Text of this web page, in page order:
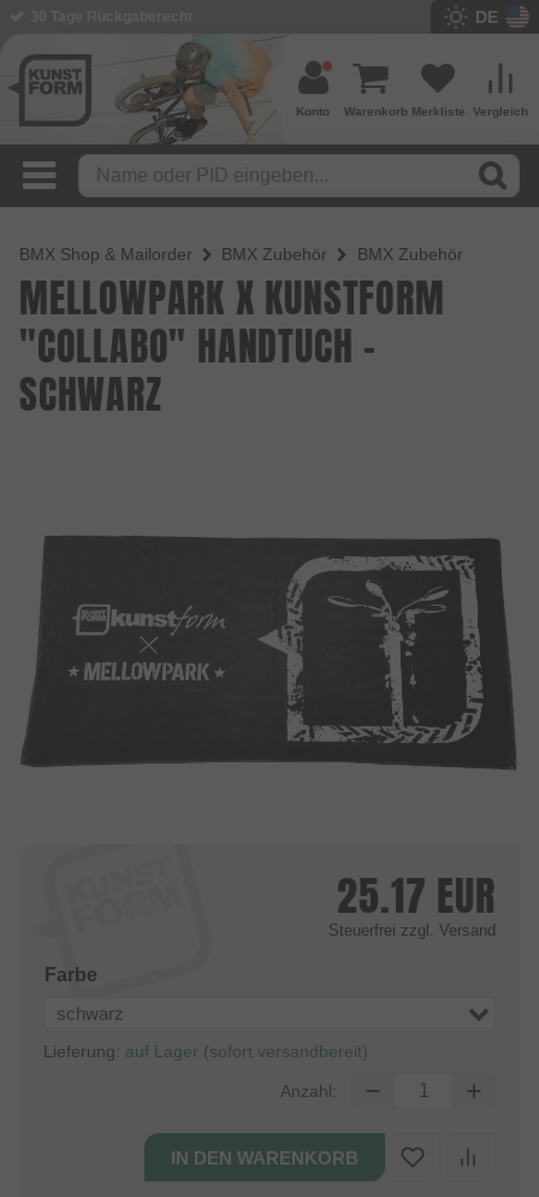
DE
Vergleich
Merkliste
Warenkorb
Konto
BMX Shop & Mailorder BMX Zubehör BMX Zubehör
MELLOWPARK X KUNSTFORM
"COLLABO" HANDTUCH -
SCHWARZ
25.17 EUR
Steuerfrei zzgl. Versand
Farbe
schwarz
Lieferung: auf Lager (sofort versandbereit)
Anzahl: